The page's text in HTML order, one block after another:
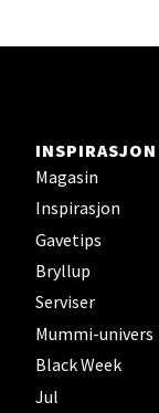
INSPIRASJON
Magasin
Inspirasjon
Gavetips
Bryllup
Serviser
Mummi-univers
Black Week
Jul
Ålesund
Åpent i dag
0 i butikk